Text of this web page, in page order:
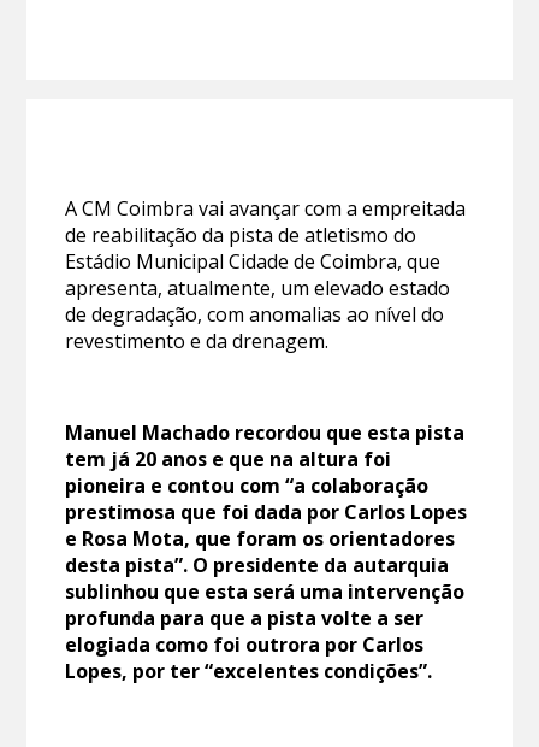
A CM Coimbra vai avançar com a empreitada
de reabilitação da pista de atletismo do
Estádio Municipal Cidade de Coimbra, que
apresenta, atualmente, um elevado estado
de degradação, com anomalias ao nível do
revestimento e da drenagem.
Manuel Machado recordou que esta pista
tem já 20 anos e que na altura foi
pioneira e contou com “a colaboração
prestimosa que foi dada por Carlos Lopes
e Rosa Mota, que foram os orientadores
desta pista”. O presidente da autarquia
sublinhou que esta será uma intervenção
profunda para que a pista volte a ser
elogiada como foi outrora por Carlos
Lopes, por ter “excelentes condições”.